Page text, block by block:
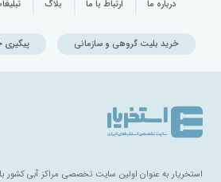
درباره ما ارتباط با ما بلاگ
خرید بلیت گروهی و سازمانی پیگیری
استخریار به عنوان اولین سایت تخصصی مراکز آبی کشور